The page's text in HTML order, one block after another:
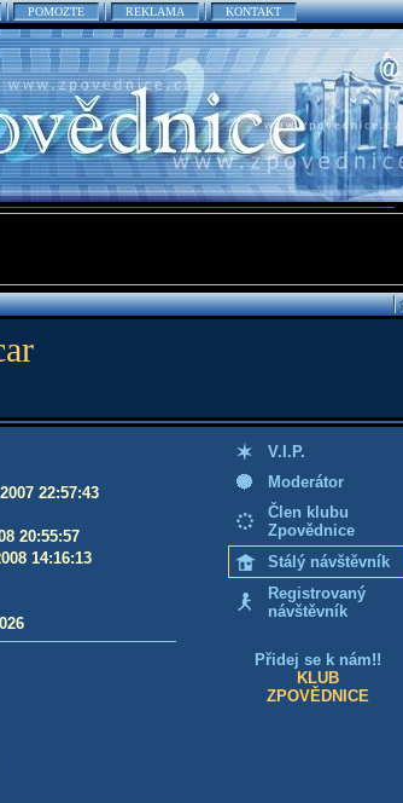
POMOZTE REKLAMA KONTAKT
22:57:43
20:55:57
14:16:13
V.I.P.
Moderátor
Člen klubu
Zpovědnice
Stálý návštěvník
Registrovaný
návštěvník
Přidej se k nám!!
KLUB
ZPOVĚDNICE